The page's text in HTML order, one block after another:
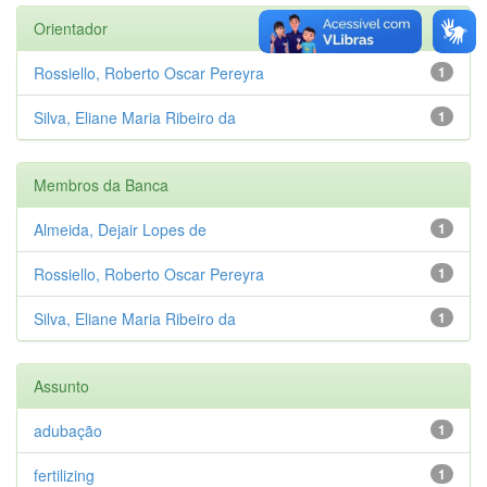
Orientador
1
Rossiello, Roberto Oscar Pereyra
1
Silva, Eliane Maria Ribeiro da
Membros da Banca
1
Almeida, Dejair Lopes de
1
Rossiello, Roberto Oscar Pereyra
1
Silva, Eliane Maria Ribeiro da
Assunto
1
adubação
1
fertilizing